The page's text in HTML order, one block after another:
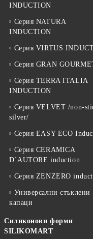
INDUCTION
Серия NATURA
INDUCTION
Серия VIRTUS
Серия GRAN
Серия TERRA ITALIA
INDUCTION
Серия VELVET /non-
silver/
Серия EASY ECO
Серия CERAMICA
D`AUTORE induction
Серия ZENZERO
Универсални стъклени
капаци
Силиконови форми
SILIKOMART